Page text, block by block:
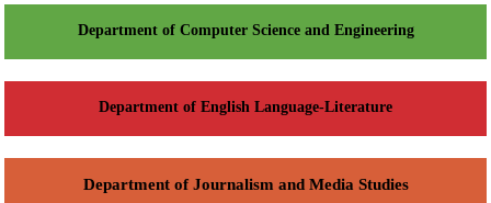
Department of Computer Science and Engineering
Department of English Language-Literature
Department of Journalism and Media Studies